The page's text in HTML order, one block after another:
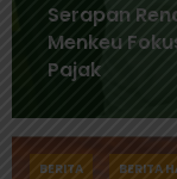
Serapan
Menkeu
Pajak
BERITA BERITA